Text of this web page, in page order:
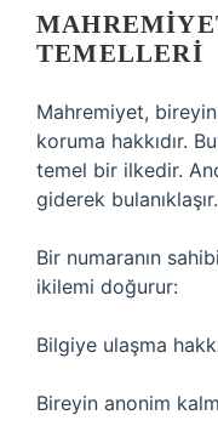
TEMELLERI
Mahremiyet,
koruma hakkıdır.
temel bir ilkedir.
giderek bulanıklaşır.
Bir numaranın
ikilemi doğurur:
Bilgiye ulaşma
Bireyin anonim